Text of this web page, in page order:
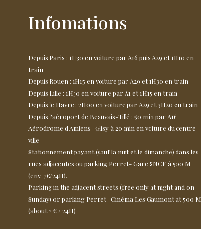
Infomations
Depuis Paris : 1H30 en voiture par A16 puis A29 et 1H10 en
train
Depuis Rouen : 1H15 en voiture par A29 et 1H30 en train
Depuis Lille : 1H30 en voiture par A1 et 1H15 en train
Depuis le Havre : 2H00 en voiture par A29 et 3H20 en train
Depuis l'aéroport de Beauvais-Tillé : 50 min par A16
Aérodrome d'Amiens- Glisy à 20 min en voiture du centre
ville
Stationnement payant (sauf la nuit et le dimanche) dans les
rues adjacentes ou parking Perret- Gare SNCF à 500 M
(env. 7€/24H).
Parking in the adjacent streets (free only at night and on
Sunday) or parking Perret- Cinéma Les Gaumont at 500 M
(about 7 € / 24H)